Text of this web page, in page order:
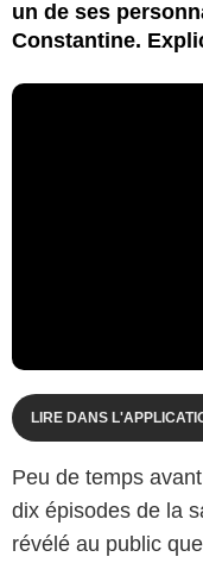
un de ses
Constantine.
LIRE DANS
Peu de temps
dix épisodes de la
révélé au public